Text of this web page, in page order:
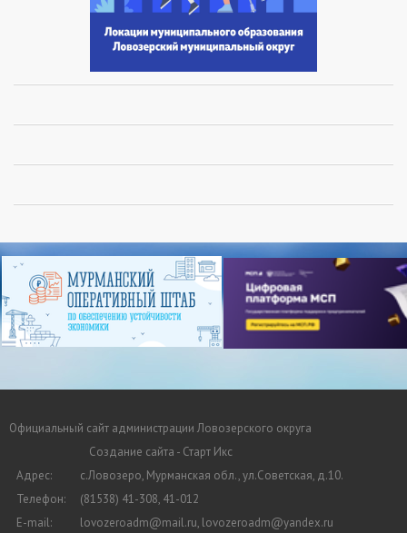
Официальный сайт администрации Ловозерского округа
Создание сайта - Старт Икс
Адрес:
с.Ловозеро, Мурманская обл., ул.Советская, д.10.
Телефон:
(81538) 41-308, 41-012
E-mail:
lovozeroadm@mail.ru, lovozeroadm@yandex.ru